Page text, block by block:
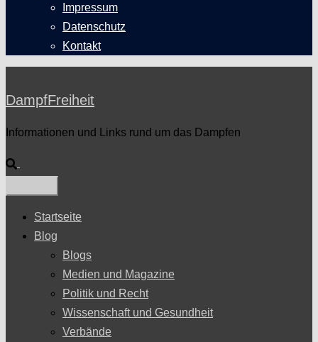
Impressum
Datenschutz
Kontakt
DampfFreiheit
Informationen und Links rund um das Dampfen
Suche
Startseite
Blog
Blogs
Medien und Magazine
Politik und Recht
Wissenschaft und Gesundheit
Verbände